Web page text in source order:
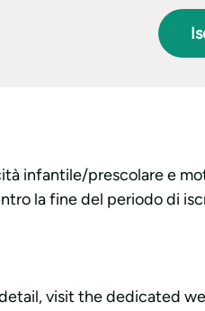
infantile/prescolare e
la fine del periodo di
visit the dedicated